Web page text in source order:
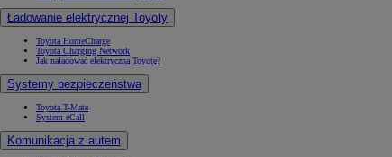
Ładowanie elektrycznej Toyoty
Toyota HomeCharge
Toyota Charging Network
Jak naładować elektryczną Toyotę?
Systemy bezpieczeństwa
Toyota T-Mate
System eCall
Komunikacja z autem